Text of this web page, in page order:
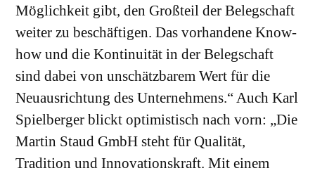
Möglichkeit gibt, den Großteil der Belegschaft
weiter zu beschäftigen. Das vorhandene Know-
how und die Kontinuität in der Belegschaft
sind dabei von unschätzbarem Wert für die
Neuausrichtung des Unternehmens.“ Auch Karl
Spielberger blickt optimistisch nach vorn: „Die
Martin Staud GmbH steht für Qualität,
Tradition und Innovationskraft. Mit einem